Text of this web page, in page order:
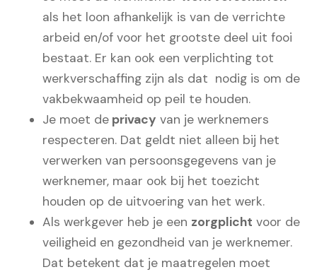
als het loon afhankelijk is van de verrichte
arbeid en/of voor het grootste deel uit fooi
bestaat. Er kan ook een verplichting tot
werkverschaffing zijn als dat nodig is om de
vakbekwaamheid op peil te houden.
Je moet de privacy van je werknemers
respecteren. Dat geldt niet alleen bij het
verwerken van persoonsgegevens van je
werknemer, maar ook bij het toezicht
houden op de uitvoering van het werk.
Als werkgever heb je een zorgplicht voor de
veiligheid en gezondheid van je werknemer.
Dat betekent dat je maatregelen moet